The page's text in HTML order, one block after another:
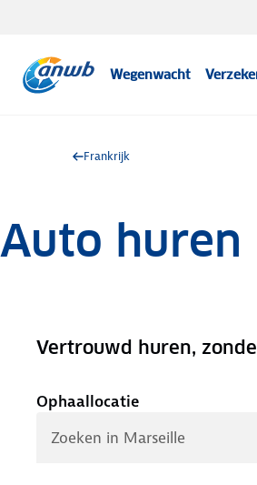
Wegenwacht
Frankrijk
Auto huren
Vertrouwd huren,
Ophaallocatie